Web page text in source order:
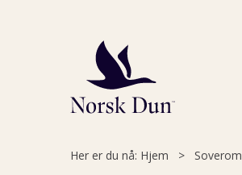
Her er du nå: Hjem > Soverom